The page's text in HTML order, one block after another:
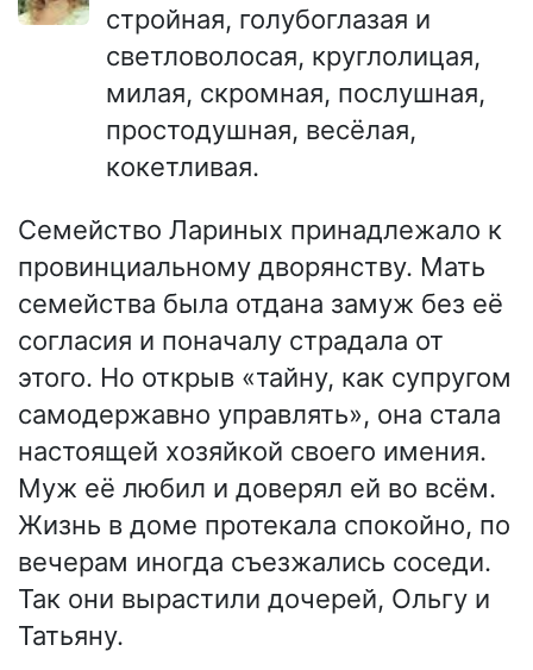
стройная, голубоглазая и
светловолосая, круглолицая,
милая, скромная, послушная,
простодушная, весёлая,
кокетливая.
Семейство Лариных принадлежало к
провинциальному дворянству. Мать
семейства была отдана замуж без её
согласия и поначалу страдала от
этого. Но открыв «тайну, как супругом
самодержавно управлять», она стала
настоящей хозяйкой своего имения.
Муж её любил и доверял ей во всём.
Жизнь в доме протекала спокойно, по
вечерам иногда съезжались соседи.
Так они вырастили дочерей, Ольгу и
Татьяну.